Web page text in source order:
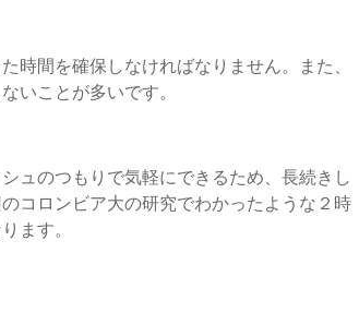
時間を確保しなければなりません。また、
いことが多いです。
ュのつもりで気軽にできるため、長続きし
コロンビア大の研究でわかったような２時
ます。